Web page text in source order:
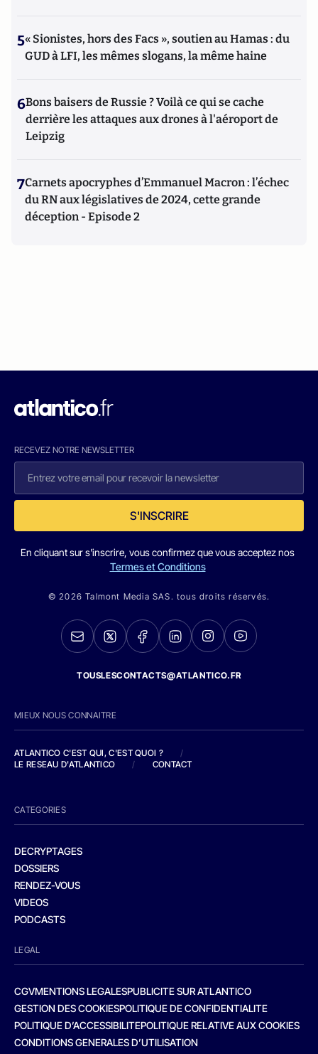
5« Sionistes, hors des Facs », soutien au Hamas : du
GUD à LFI, les mêmes slogans, la même haine
6Bons baisers de Russie ? Voilà ce qui se cache
derrière les attaques aux drones à l'aéroport de
Leipzig
7Carnets apocryphes d’Emmanuel Macron : l’échec
du RN aux législatives de 2024, cette grande
déception - Episode 2
RECEVEZ NOTRE NEWSLETTER
S'INSCRIRE
En cliquant sur s'inscrire, vous confirmez que vous acceptez nos
Termes et Conditions
© 2026 Talmont Media SAS. tous droits réservés.
TOUSLESCONTACTS@ATLANTICO.FR
MIEUX NOUS CONNAITRE
ATLANTICO C'EST QUI, C'EST QUOI ?
/
LE RESEAU D'ATLANTICO
/ CONTACT
CATEGORIES
DECRYPTAGES
DOSSIERS
RENDEZ-VOUS
VIDEOS
PODCASTS
LEGAL
CGVMENTIONS LEGALESPUBLICITE SUR ATLANTICO
GESTION DES COOKIESPOLITIQUE DE CONFIDENTIALITE
POLITIQUE D’ACCESSIBILITEPOLITIQUE RELATIVE AUX COOKIES
CONDITIONS GENERALES D’UTILISATION